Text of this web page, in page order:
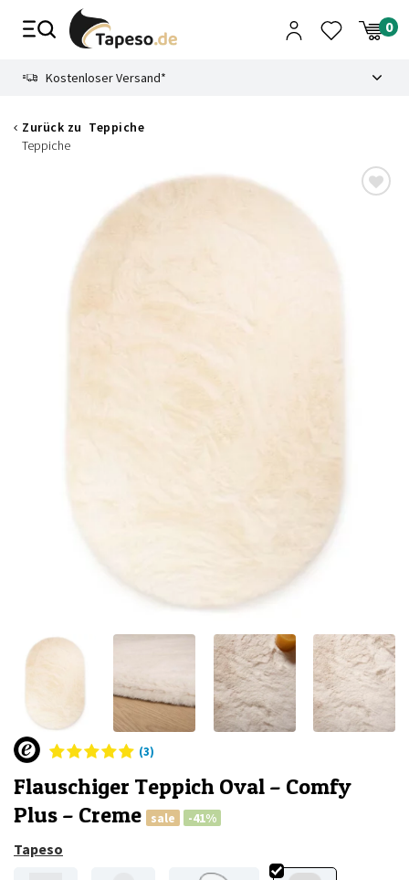
Zusammenbruch
Kostenloser Versand*
Zurück zu Teppiche
Teppiche
(3)
Flauschiger Teppich Oval – Comfy
Plus – Creme
sale -41%
Tapeso